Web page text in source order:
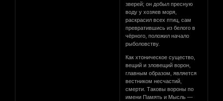
зверей; он добыл пресную
воду у хозяев моря,
раскрасил всех птиц, сам
превратившись из белого в
чёрного, положил начало
рыболовству.
Как хтоническое существо,
вещий и зловещий ворон,
главным образом, является
вестником несчастий,
смерти. Таковы вороны по
имени Память и Мысль —